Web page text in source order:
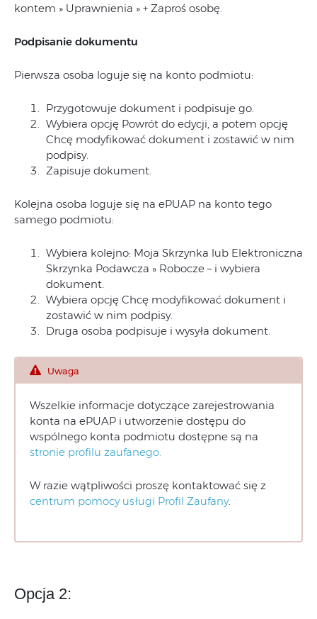
kontem » Uprawnienia » + Zaproś osobę.
Podpisanie dokumentu
Pierwsza osoba loguje się na konto podmiotu:
Przygotowuje dokument i podpisuje go.
Wybiera opcję Powrót do edycji, a potem opcję
Chcę modyfikować dokument i zostawić w nim
podpisy.
Zapisuje dokument.
Kolejna osoba loguje się na ePUAP na konto tego
samego podmiotu:
Wybiera kolejno: Moja Skrzynka lub Elektroniczna
Skrzynka Podawcza » Robocze – i wybiera
dokument.
Wybiera opcję Chcę modyfikować dokument i
zostawić w nim podpisy.
Druga osoba podpisuje i wysyła dokument.
Uwaga
Wszelkie informacje dotyczące zarejestrowania
konta na ePUAP i utworzenie dostępu do
wspólnego konta podmiotu dostępne są na
stronie profilu zaufanego.
W razie wątpliwości proszę kontaktować się z
centrum pomocy usługi Profil Zaufany.
Opcja 2: